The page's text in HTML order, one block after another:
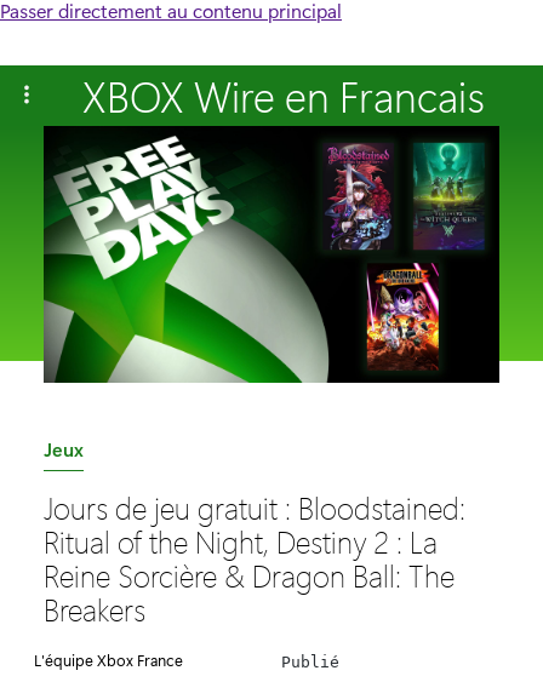
Passer directement au contenu principal
XBOX Wire en Francais
C
t
é
g
o
Jeux
Jours de jeu gratuit : Bloodstained:
Ritual of the Night, Destiny 2 : La
Reine Sorcière & Dragon Ball: The
Breakers
L'équipe Xbox France Publié